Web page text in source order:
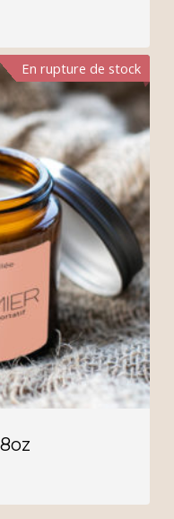
En rupture de stock